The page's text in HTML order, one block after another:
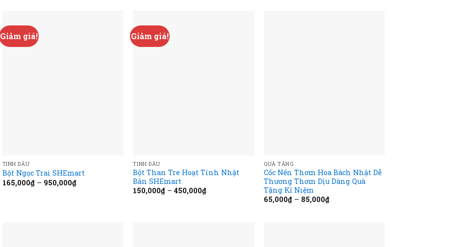
Giảm giá!
TINH DẦU
Bột Ngọc Trai SHEmart
165,000₫– 950,000₫
Giảm giá!
TINH DẦU
Bột Than Tre Hoạt Tính Nhật
Bản SHEmart
150,000₫ –450,000₫
QUÀ TẶNG
Cốc Nến Thơm Hoa Bách Nhật Dễ
Thương Thơm Dịu Dàng Quà
Tặng Kỉ Niệm
65,000₫ – 85,000₫